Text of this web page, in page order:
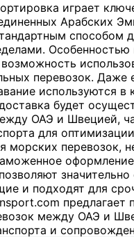
играет
Арабских
способом
перевозок.
используются в
будет
ОАЭ и Швецией,
для
морских перевозок,
и подходят для
предлагает
между ОАЭ и
и